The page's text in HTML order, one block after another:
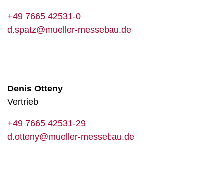
+49 7665 42531-0
d.spatz@mueller-messebau.de
Denis Otteny
Vertrieb
+49 7665 42531-29
d.otteny@mueller-messebau.de